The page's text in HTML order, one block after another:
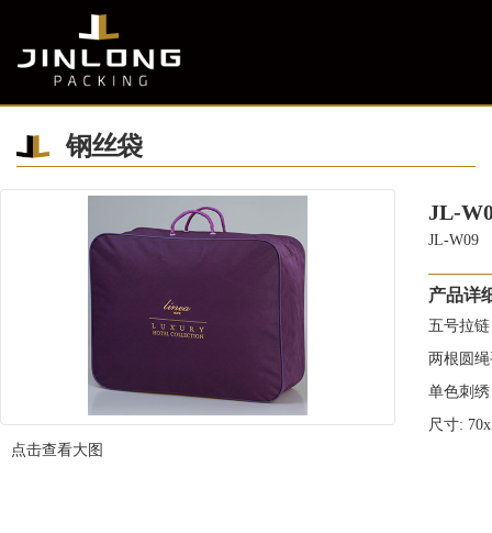
钢丝袋
点击查看大图
JL-
JL-W09
产品详
五号拉链
两根圆
单色刺绣
尺寸: